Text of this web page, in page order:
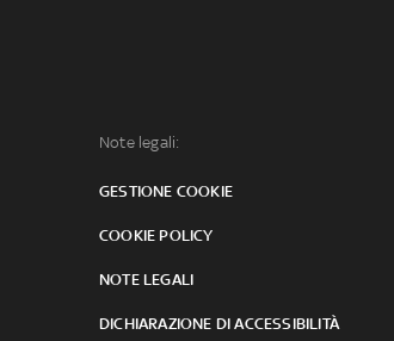
Note legali:
GESTIONE COOKIE
COOKIE POLICY
NOTE LEGALI
DICHIARAZIONE DI ACCESSIBILITÀ